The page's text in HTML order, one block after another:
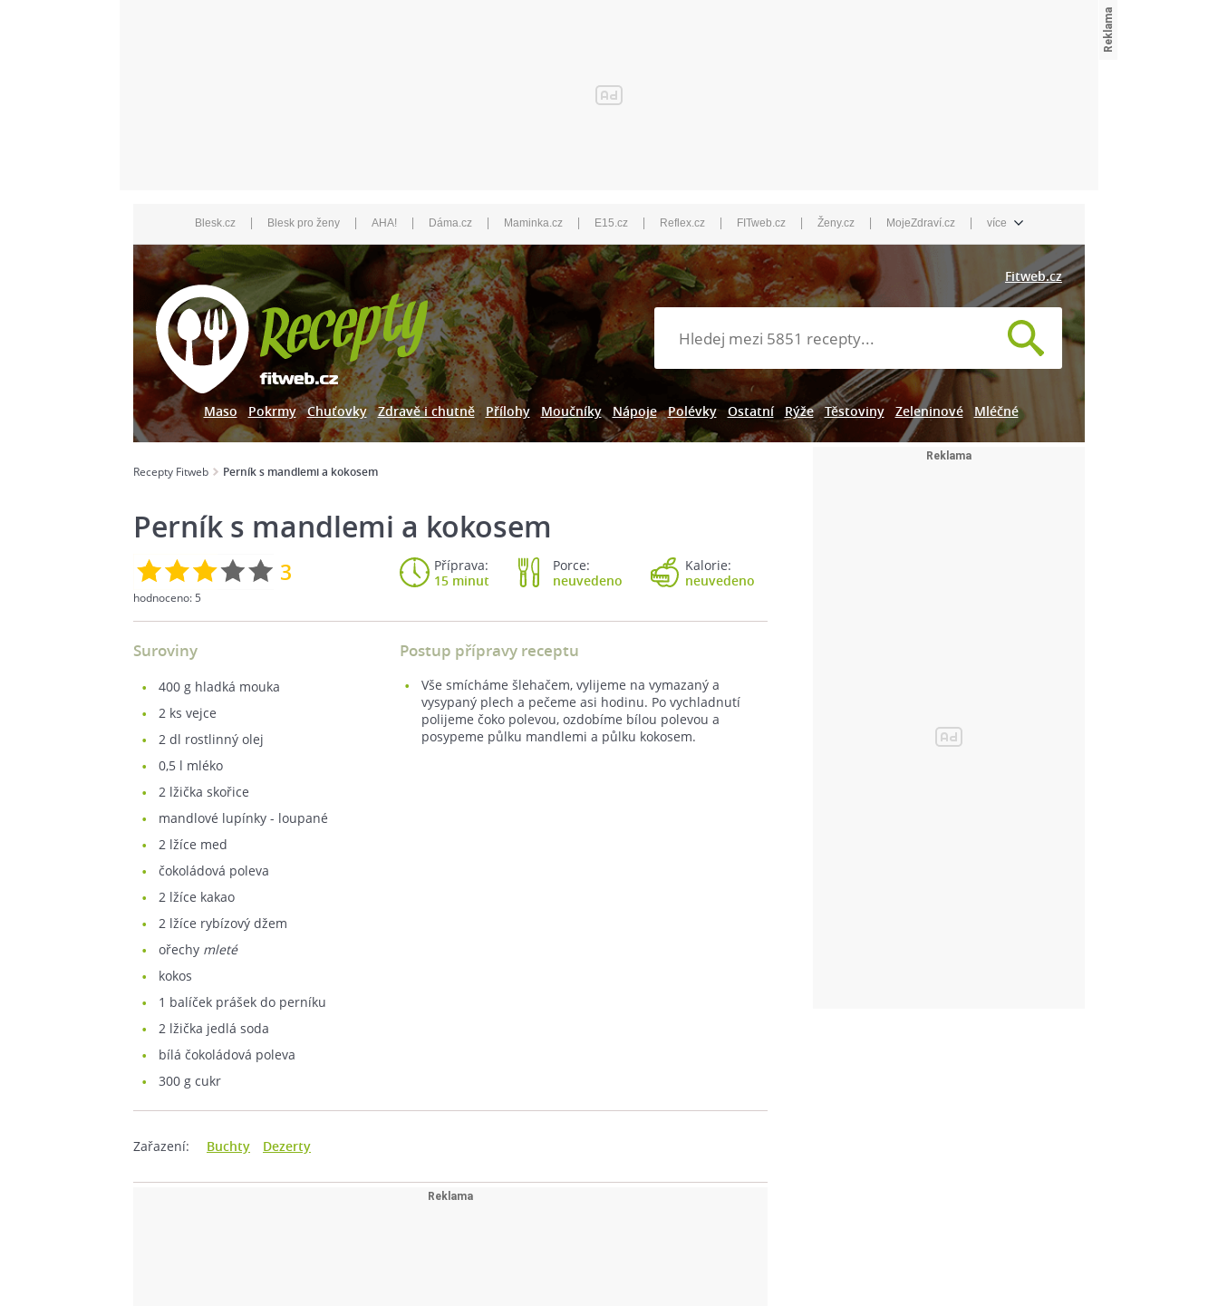
Blesk.cz | Blesk pro ženy | AHA! | Dáma.cz | Maminka.cz | E15.cz | Reflex.cz | FITweb.cz | Ženy.cz | MojeZdraví.cz | více
Fitweb.cz
Maso Pokrmy Chuťovky Zdravě i chutně Přílohy Moučníky Nápoje Polévky Ostatní Rýže Těstoviny Zeleninové Mléčné
Recepty Fitweb Perník s mandlemi a kokosem
Perník s mandlemi a kokosem
3
hodnoceno:5
Příprava:
15 minut
Porce:
neuvedeno
Kalorie:
neuvedeno
Suroviny
400 g hladká mouka
2 ks vejce
2 dl rostlinný olej
0,5 l mléko
2 lžička skořice
mandlové lupínky - loupané
2 lžíce med
čokoládová poleva
2 lžíce kakao
2 lžíce rybízový džem
ořechy mleté
kokos
1 balíček prášek do perníku
2 lžička jedlá soda
bílá čokoládová poleva
300 g cukr
Postup přípravy receptu
Vše smícháme šlehačem, vylijeme na vymazaný a
vysypaný plech a pečeme asi hodinu. Po vychladnutí
polijeme čoko polevou, ozdobíme bílou polevou a
posypeme půlku mandlemi a půlku kokosem.
Zařazení: Buchty Dezerty